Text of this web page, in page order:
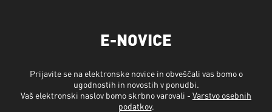
E-NOVICE
Prijavite se na elektronske novice in obveščali vas bomo o
ugodnostih in novostih v ponudbi.
Vaš elektronski naslov bomo skrbno varovali - Varstvo osebnih
podatkov.